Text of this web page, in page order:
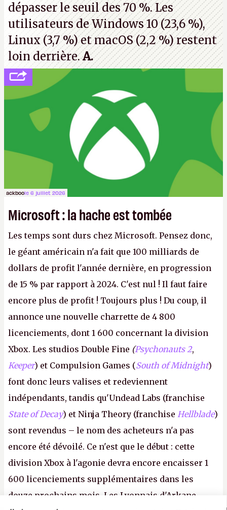
dépasser le seuil des 70 %. Les
utilisateurs de Windows 10 (23,6 %),
Linux (3,7 %) et macOS (2,2 %) restent
loin derrière.A.
ackboole 6 juillet 2026
Microsoft : la hache est tombée
Les temps sont durs chez Microsoft. Pensez donc,
le géant américain n'a fait que 100 milliards de
dollars de profit l'année dernière, en progression
de 15 % par rapport à 2024. C'est nul ! Il faut faire
encore plus de profit ! Toujours plus ! Du coup, il
annonce une nouvelle charrette de 4 800
licenciements, dont 1 600 concernant la division
Xbox. Les studios Double Fine (Psychonauts 2,
Keeper) et Compulsion Games (South of Midnight)
font donc leurs valises et redeviennent
indépendants, tandis qu'Undead Labs (franchise
State of Decay) et Ninja Theory (franchise Hellblade)
sont revendus – le nom des acheteurs n'a pas
encore été dévoilé. Ce n'est que le début : cette
division Xbox à l'agonie devra encore encaisser 1
600 licenciements supplémentaires dans les
douze prochains mois. Les Lyonnais d'Arkane